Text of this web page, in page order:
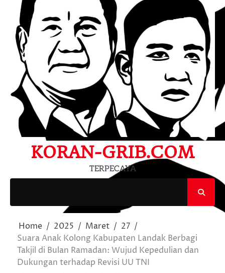
KORAN-GRIB.COM
TERPECAYA
Home 2025 Maret
27
Suara Anak Kolong Kabupaten Landak Berbagi
Takjil di Bulan Ramadan: Wujud Kepedulian dan
Dukungan terhadap Revisi UU TNI